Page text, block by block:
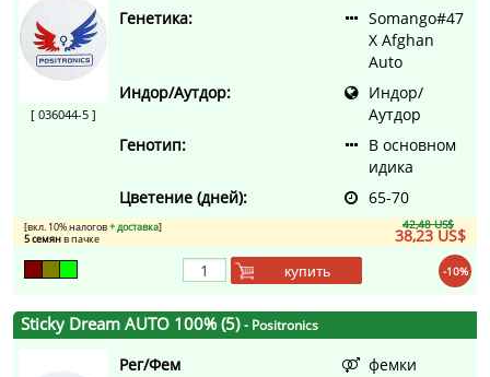
[ 036044-5 ]
Генетика:
Somango#47
X Afghan
Auto
Индор/Аутдор:
Индор/
Аутдор
Генотип:
В основном
идика
Цветение (дней):
65-70
42,48 US$
38,23 US$
[вкл. 10% налогов+ доставка]
5 семянв пачке
-10%
купить
Sticky Dream AUTO 100% (5)- Positronics
Рег/Фем
фемки